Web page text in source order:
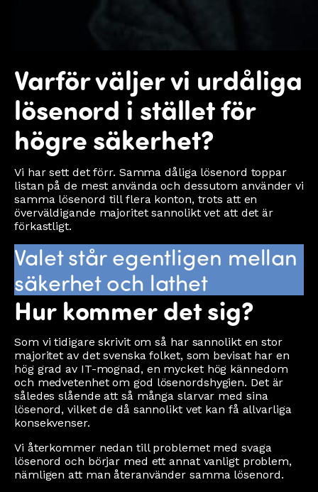
Varför väljer vi urdåliga
lösenord i stället för
högre säkerhet?
Vi har sett det förr. Samma dåliga lösenord toppar
listan på de mest använda och dessutom använder vi
samma lösenord till flera konton, trots att en
överväldigande majoritet sannolikt vet att det är
förkastligt.
Valet står egentligen mellan
säkerhet och lathet
Hur kommer det sig?
Som vi tidigare skrivit om så har sannolikt en stor
majoritet av det svenska folket, som bevisat har en
hög grad av IT-mognad, en mycket hög kännedom
och medvetenhet om god lösenordshygien. Det är
således slående att så många slarvar med sina
lösenord, vilket de då sannolikt vet kan få allvarliga
konsekvenser.
Vi återkommer nedan till problemet med svaga
lösenord och börjar med ett annat vanligt problem,
nämligen att man återanvänder samma lösenord.